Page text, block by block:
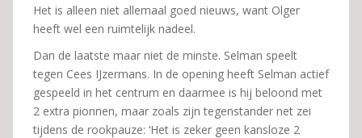
Het is alleen niet allemaal goed nieuws, want Olger
heeft wel een ruimtelijk nadeel.
Dan de laatste maar niet de minste. Selman speelt
tegen Cees IJzermans. In de opening heeft Selman actief
gespeeld in het centrum en daarmee is hij beloond met
2 extra pionnen, maar zoals zijn tegenstander net zei
tijdens de rookpauze: ‘Het is zeker geen kansloze 2